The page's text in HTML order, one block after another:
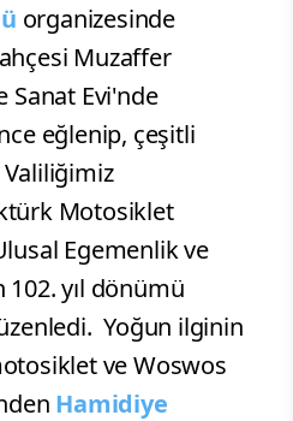
organizesinde
Muzaffer
Sanat Evi'nde
eğlenip, çeşitli
Valiliğimiz
Motosiklet
Egemenlik ve
102. yıl dönümü
Yoğun ilginin
ve Woswos
Hamidiye